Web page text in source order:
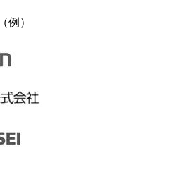
例）